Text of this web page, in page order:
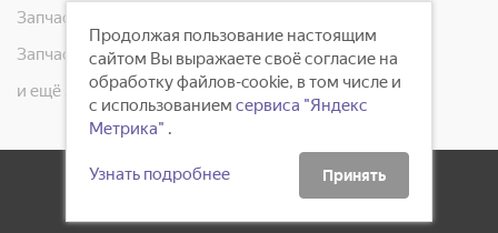
Запчасти к масляным радиаторам, вентиляторам, увлажнителям воздуха и теплотехнике
и ещё 23 категорий
2008 - 2026 © ГлавБытСервис
Продолжая пользование настоящим
сайтом Вы выражаете своё согласие на
обработку файлов-cookie, в том числе и
с использованием сервиса "Яндекс
Метрика" .
Узнать подробнее Принять